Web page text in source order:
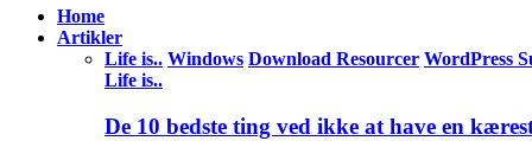
Home
Artikler
Life is.. Windows Download Resourcer WordPress
Life is..
De 10 bedste ting ved ikke at have en